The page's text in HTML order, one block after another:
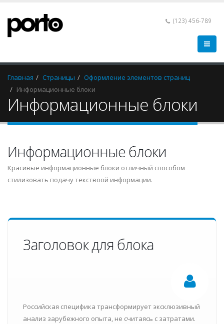
(123) 456-789
Главная Страницы
Оформление элементов страниц
Информационные блоки
Информационные блоки
Информационные блоки
Красивые информационные блоки отличный способом
стилизовать подачу текствоой информации.
Заголовок для блока
Российская специфика трансформирует эксклюзивный
анализ зарубежного опыта, не считаясь с затратами.